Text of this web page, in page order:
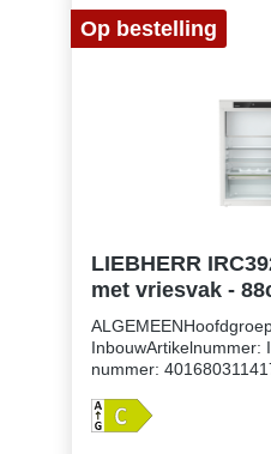
Op bestelling
LIEBHERR
met vriesvak -
InbouwArtikelnummer:
nummer:
cmDeurmontage
deursysteemVolume